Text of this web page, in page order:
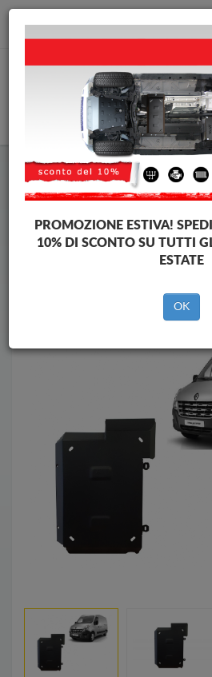
Piastra paramotore di acciaio Renault
Piastra paramotore di acciaio
Brands
PROMOZIONE ESTIVA!
10% DI SCONTO SU TUTTI
ESTATE
OK